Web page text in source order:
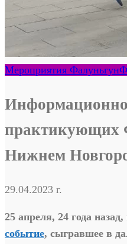
Мероприятия Фалуньгун
практикующих
Нижнем
29.04.2023 г.
25 апреля, 24 года
событие, сыгравшее в